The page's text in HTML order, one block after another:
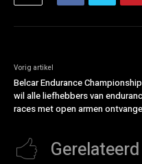
Vorig artikel
Belcar Endurance Championship
wil alle liefhebbers van
races met open armen